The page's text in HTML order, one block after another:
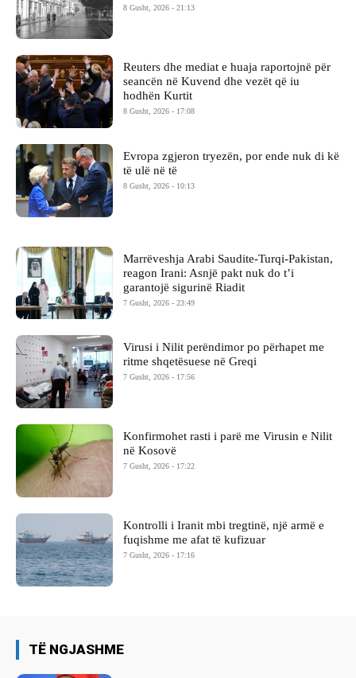
8 Gusht, 2026 - 21:13
Reuters dhe mediat e huaja raportojnë për
seancën në Kuvend dhe vezët që iu
hodhën Kurtit
8 Gusht, 2026 - 17:08
Evropa zgjeron tryezën, por ende nuk di kë
të ulë në të
8 Gusht, 2026 - 10:13
Marrëveshja Arabi Saudite-Turqi-Pakistan,
reagon Irani: Asnjë pakt nuk do t’i
garantojë sigurinë Riadit
7 Gusht, 2026 - 23:49
Virusi i Nilit perëndimor po përhapet me
ritme shqetësuese në Greqi
7 Gusht, 2026 - 17:56
Konfirmohet rasti i parë me Virusin e Nilit
në Kosovë
7 Gusht, 2026 - 17:22
Kontrolli i Iranit mbi tregtinë, një armë e
fuqishme me afat të kufizuar
7 Gusht, 2026 - 17:16
TË NGJASHME